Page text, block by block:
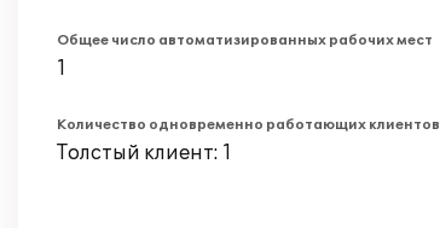
Общее число автоматизированных рабочих мест
1
Количество одновременно работающих клиентов
Толстый клиент: 1